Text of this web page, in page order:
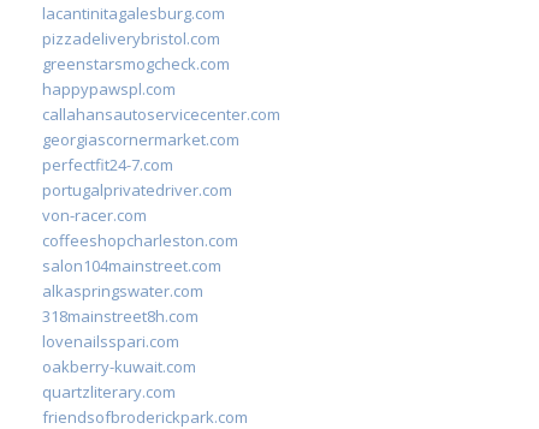
lacantinitagalesburg.com
pizzadeliverybristol.com
greenstarsmogcheck.com
happypawspl.com
callahansautoservicecenter.com
georgiascornermarket.com
perfectfit24-7.com
portugalprivatedriver.com
von-racer.com
coffeeshopcharleston.com
salon104mainstreet.com
alkaspringswater.com
318mainstreet8h.com
lovenailsspari.com
oakberry-kuwait.com
quartzliterary.com
friendsofbroderickpark.com